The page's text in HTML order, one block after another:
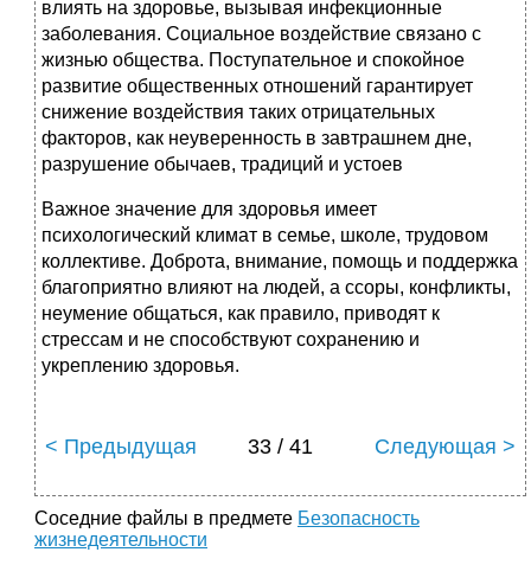
влиять на здоровье, вызывая инфекционные
заболевания. Социальное воздействие связано с
жизнью общества. Поступательное и спокойное
развитие общественных отношений гарантирует
снижение воздействия таких отрицательных
факторов, как неуверенность в завтрашнем дне,
разрушение обычаев, традиций и устоев
Важное значение для здоровья имеет
психологический климат в семье, школе, трудовом
коллективе. Доброта, внимание, помощь и поддержка
благоприятно влияют на людей, а ссоры, конфликты,
неумение общаться, как правило, приводят к
стрессам и не способствуют сохранению и
укреплению здоровья.
< Предыдущая 33 / 41 Следующая >
Соседние файлы в предмете Безопасность
жизнедеятельности